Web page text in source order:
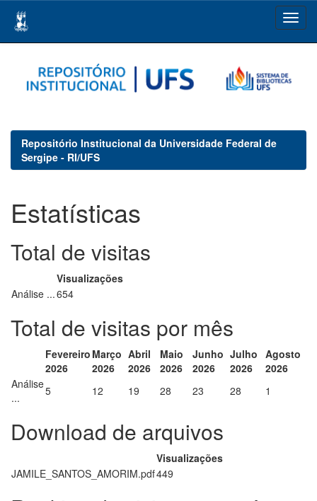
navigation
Repositório Institucional da Universidade Federal de
Sergipe - RI/UFS
Estatísticas
Total de visitas
Visualizações
Análise ...654
Total de visitas por mês
Fevereiro
2026
Março
2026
Abril
2026
Maio
2026
Junho
2026
Julho
2026
Agosto
2026
Análise
...
5 12 19 28 23 28 1
Download de arquivos
Visualizações
JAMILE_SANTOS_AMORIM.pdf449